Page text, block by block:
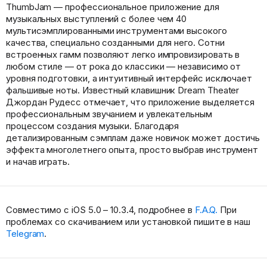
ThumbJam — профессиональное приложение для
музыкальных выступлений с более чем 40
мультисэмплированными инструментами высокого
качества, специально созданными для него. Сотни
встроенных гамм позволяют легко импровизировать в
любом стиле — от рока до классики — независимо от
уровня подготовки, а интуитивный интерфейс исключает
фальшивые ноты. Известный клавишник Dream Theater
Джордан Рудесс отмечает, что приложение выделяется
профессиональным звучанием и увлекательным
процессом создания музыки. Благодаря
детализированным сэмплам даже новичок может достичь
эффекта многолетнего опыта, просто выбрав инструмент
и начав играть.
Совместимо с iOS 5.0 – 10.3.4, подробнее в F.A.Q. При
проблемах со скачиванием или установкой пишите в наш
Telegram.